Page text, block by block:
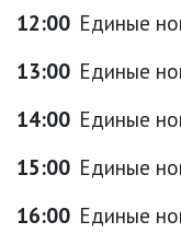
12:00 Единые
13:00 Единые
14:00 Единые
15:00 Единые
16:00 Единые